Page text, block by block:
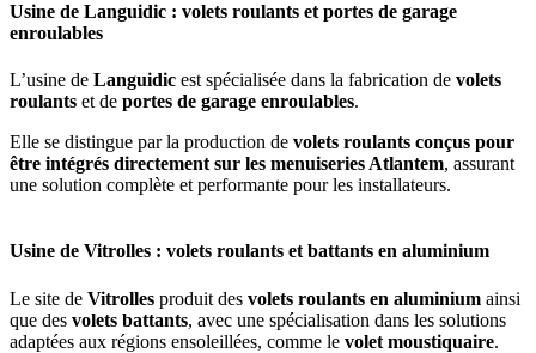
Usine de Languidic : volets roulants et portes de garage
enroulables
L’usine de Languidic est spécialisée dans la fabrication de volets
roulants et de portes de garage enroulables.
Elle se distingue par la production de volets roulants conçus pour
être intégrés directement sur les menuiseries Atlantem, assurant
une solution complète et performante pour les installateurs.
Usine de Vitrolles : volets roulants et battants en aluminium
Le site de Vitrolles produit des volets roulants en aluminium ainsi
que des volets battants, avec une spécialisation dans les solutions
adaptées aux régions ensoleillées, comme le volet moustiquaire.